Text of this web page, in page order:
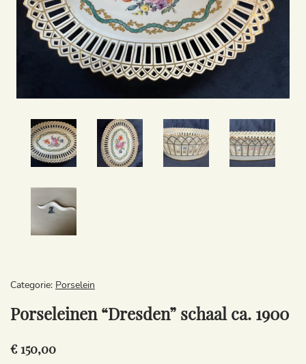
Categorie: Porselein
Porseleinen “Dresden” schaal ca. 1900
€ 150,00